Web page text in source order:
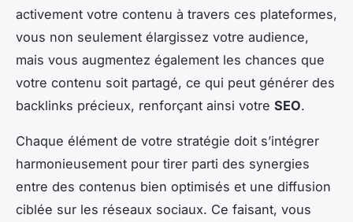
activement votre contenu à travers ces plateformes,
vous non seulement élargissez votre audience,
mais vous augmentez également les chances que
votre contenu soit partagé, ce qui peut générer des
backlinks précieux, renforçant ainsi votre SEO.
Chaque élément de votre stratégie doit s’intégrer
harmonieusement pour tirer parti des synergies
entre des contenus bien optimisés et une diffusion
ciblée sur les réseaux sociaux. Ce faisant, vous